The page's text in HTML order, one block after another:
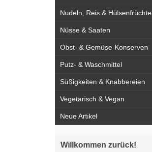
Nudeln, Reis & Hülsenfrüchte
Nüsse & Saaten
Obst- & Gemüse-Konserven
Putz- & Waschmittel
Süßigkeiten & Knabbereien
Vegetarisch & Vegan
Neue Artikel
Willkommen zurück!